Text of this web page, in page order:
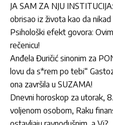
JA SAM ZA NJU
obrisao iz života kao da
Psihološki efekt govora:
rečenicu!
Anđela Đuričić sinonim za
lovu da s*rem po tebi“
ona završila u SUZAMA!
Dnevni horoskop za utorak,
voljenom osobom, Raku